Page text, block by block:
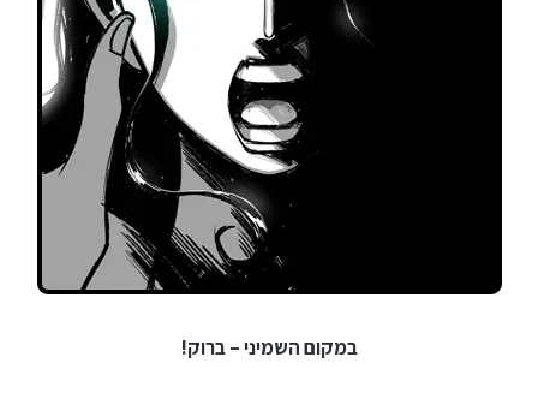
במקום השמיני – ברוק!